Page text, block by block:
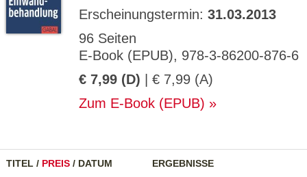
Erscheinungstermin: 31.03.2013
96 Seiten
E-Book (EPUB), 978-3-86200-876-6
€ 7,99 (D) | € 7,99 (A)
Zum E-Book (EPUB)
TITEL / PREIS / DATUM ERGEBNISSE